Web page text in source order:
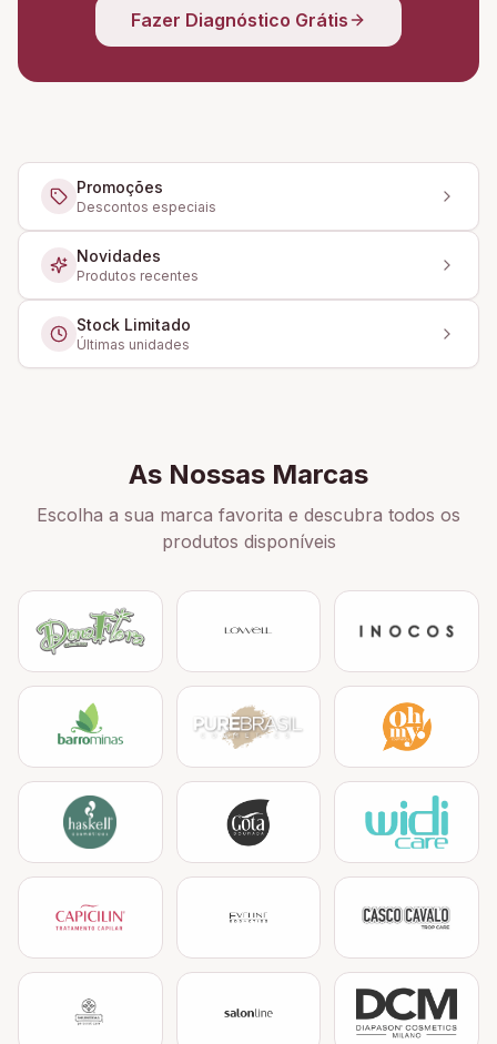
Fazer Diagnóstico Grátis
Promoções
Descontos especiais
Novidades
Produtos recentes
Stock Limitado
Últimas unidades
As Nossas Marcas
Escolha a sua marca favorita e descubra todos os
produtos disponíveis